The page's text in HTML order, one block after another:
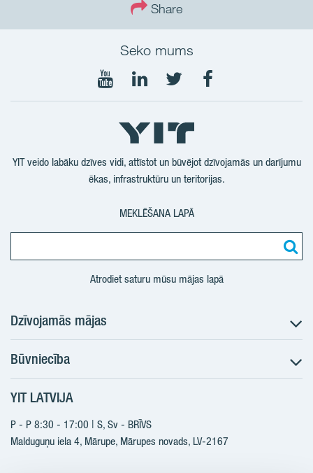
Share
Seko mums
Seko
mums
YouTube
Seko
mums
LinkedIn
Seko
mums
Twtitter
Seko
YIT veido labāku dzīves vidi, attīstot un būvējot dzīvojamās un darījumu
ēkas, infrastruktūru un teritorijas.
MEKLĒŠANA LAPĀ
Atrodiet saturu mūsu mājas lapā
Dzīvojamās mājas
Meklēt dzīvokli
Nākotnes projekti
Pārdošanas informācija
YIT Plus
Kontakti
Būvniecība
Būvniecība
Jaunie projekti
Realizētie projekti
YIT LATVIJA
P - P 8:30 - 17:00 | S, Sv - BRĪVS
Malduguņu iela 4, Mārupe, Mārupes novads, LV-2167